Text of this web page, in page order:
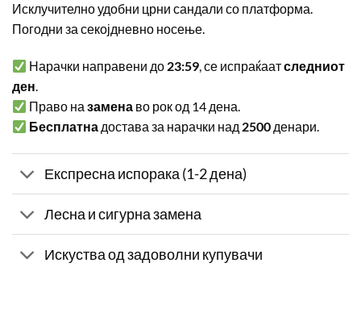
Исклучително удобни црни сандали со платформа.
Погодни за секојдневно носење.
Нарачки направени до 23:59, се испраќаатследниот
ден.
Право назамена во рок од 14 дена.
Бесплатна достава за нарачки над 2500 денари.
Експресна испорака (1-2 дена)
Лесна и сигурна замена
Искуства од задоволни купувачи